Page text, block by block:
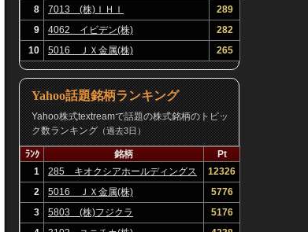
8
7013 (株)ＩＨＩ
289
9
4062 イビデン(株)
282
10
5016 ＪＸ金属(株) 265
Yahoo話題銘柄ランキング
Yahoo株式textreamで話題の株式銘柄のトピッ
ク数ランキング（過去3日）
ﾗﾝｸ 銘柄
Pt
1
285 キオクシアホールディングス
(株)
12326
2
5016 ＪＸ金属(株)
5776
3
5803 (株)フジクラ
5176